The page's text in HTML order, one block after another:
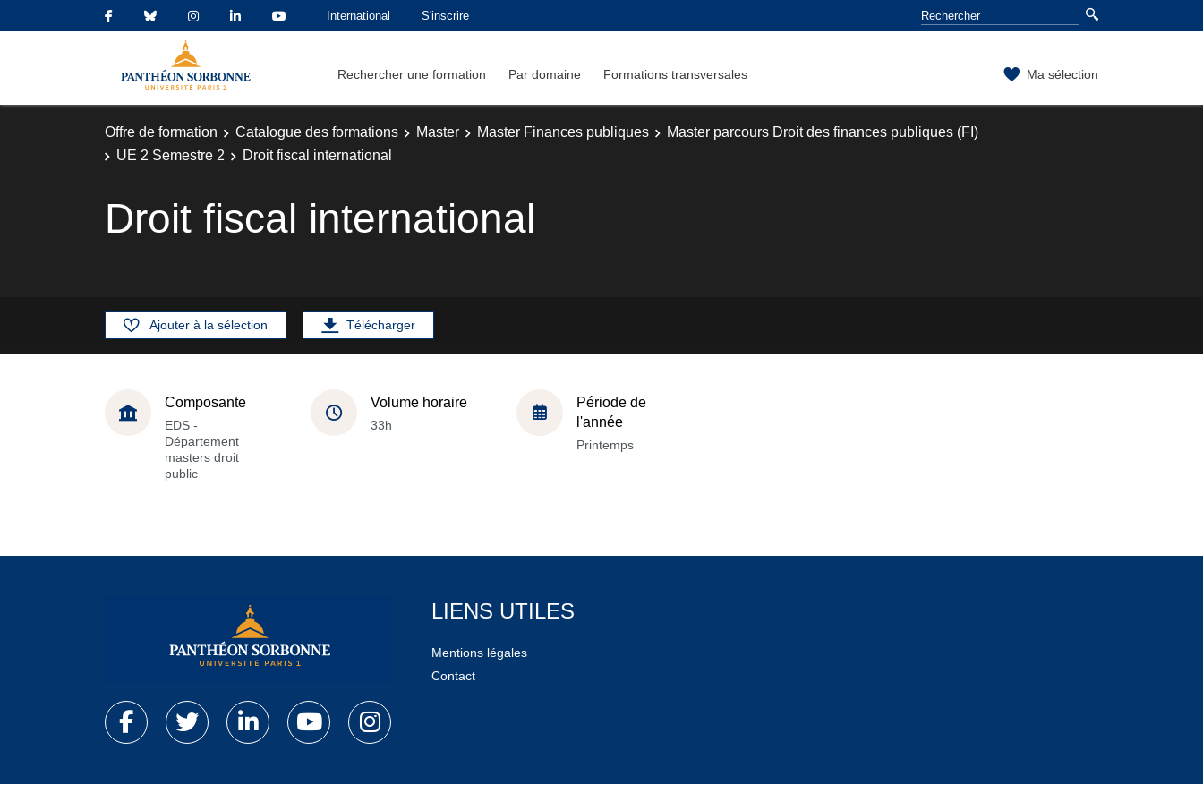
International S'inscrire
Rechercher une formation Par domaine Formations transversales Ma sélection
Offre de formation Catalogue des formations Master Master Finances publiques
Master parcours Droit des finances publiques (FI)
UE 2 Semestre 2
Droit fiscal international
Droit fiscal international
Ajouter à la sélection Télécharger
Composante
EDS -
Département
masters droit
public
Volume horaire
33h
Période de
l'année
Printemps
LIENS UTILES
Mentions légales
Contact